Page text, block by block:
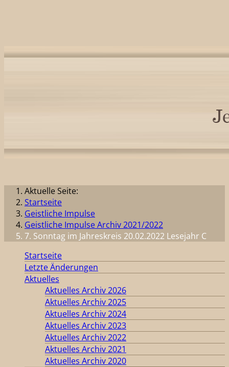
Aktuelle Seite:
Startseite
Geistliche Impulse
Geistliche Impulse Archiv 2021/2022
7. Sonntag im Jahreskreis 20.02.2022 Lesejahr C
Startseite
Letzte Änderungen
Aktuelles
Aktuelles Archiv 2026
Aktuelles Archiv 2025
Aktuelles Archiv 2024
Aktuelles Archiv 2023
Aktuelles Archiv 2022
Aktuelles Archiv 2021
Aktuelles Archiv 2020